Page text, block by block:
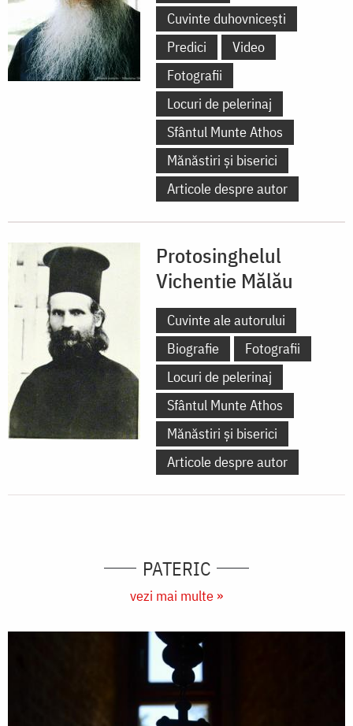
Cuvinte duhovnicești
Predici
Video
Fotografii
Locuri de pelerinaj
Sfântul Munte Athos
Mănăstiri și biserici
Articole despre autor
Protosinghelul
Vichentie Mălău
Cuvinte ale autorului
Biografie
Fotografii
Locuri de pelerinaj
Sfântul Munte Athos
Mănăstiri și biserici
Articole despre autor
PATERIC
vezi mai multe »